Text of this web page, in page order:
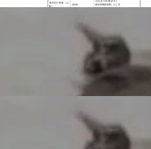
用来
身
杭
对同